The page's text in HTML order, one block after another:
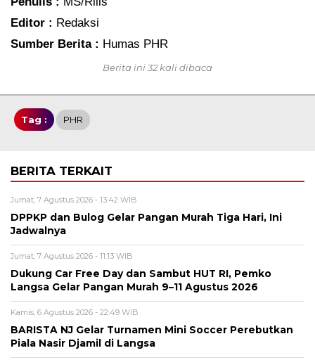
Editor : Redaksi
Sumber Berita : Humas PHR
Berita ini 32 kali dibaca
Tag : PHR
BERITA TERKAIT
Jumat, 7 Agustus 2026 - 13:42 WIB
DPPKP dan Bulog Gelar Pangan Murah Tiga Hari, Ini
Jadwalnya
Jumat, 7 Agustus 2026 - 11:13 WIB
Dukung Car Free Day dan Sambut HUT RI, Pemko
Langsa Gelar Pangan Murah 9–11 Agustus 2026
Kamis, 6 Agustus 2026 - 22:49 WIB
BARISTA NJ Gelar Turnamen Mini Soccer Perebutkan
Piala Nasir Djamil di Langsa